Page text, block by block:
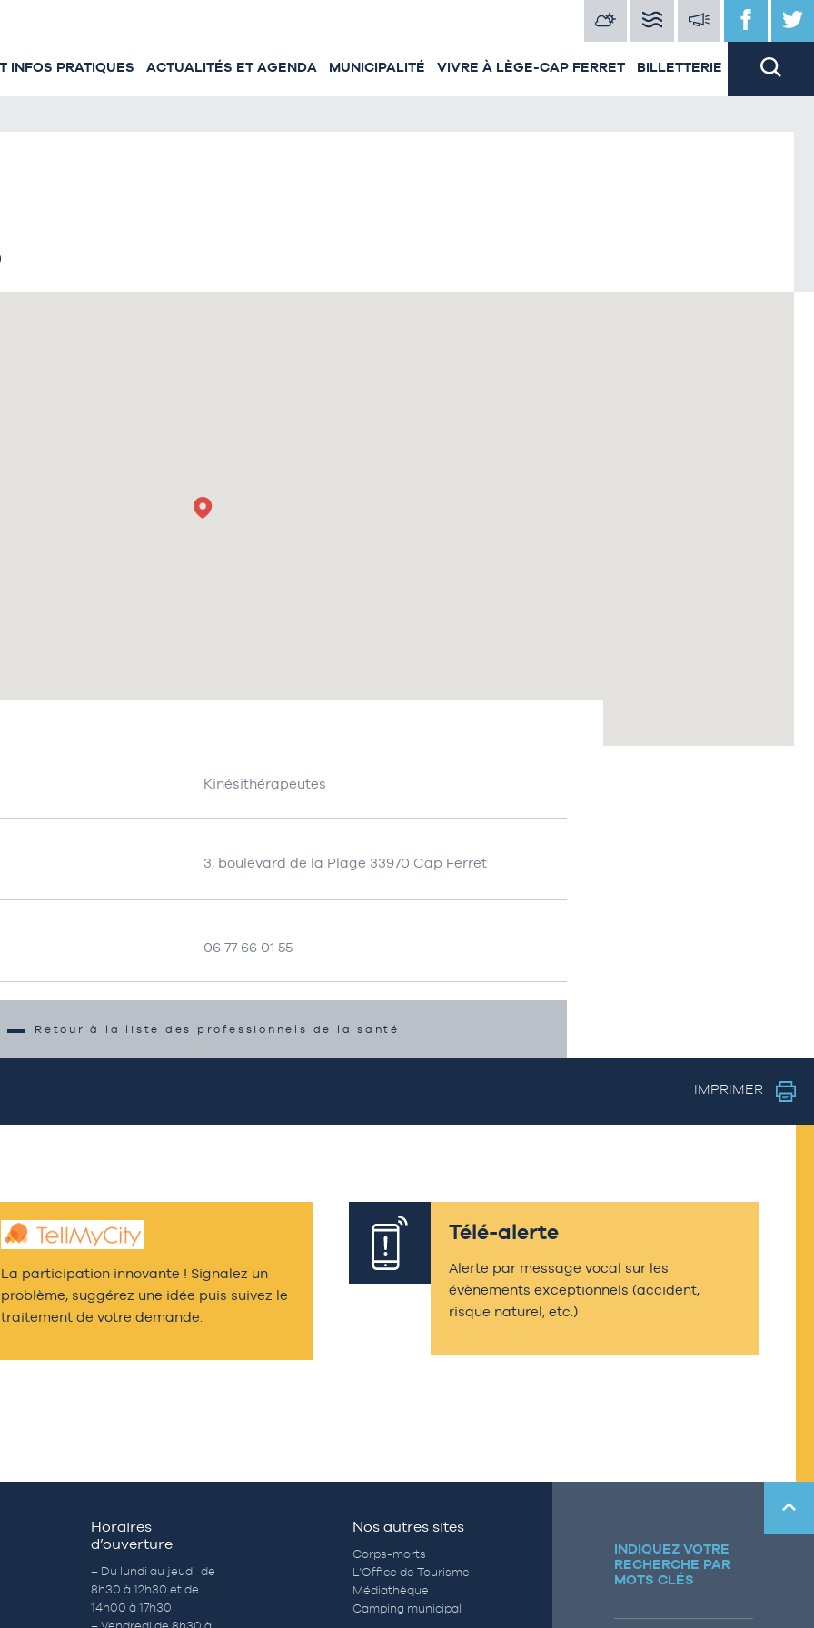
INFOS PRATIQUES ACTUALITÉS ET AGENDA MUNICIPALITÉ VIVRE À LÈGE-CAP FERRET BILLETTERIE
Kinésithérapeutes
3, boulevard de la Plage 33970 Cap Ferret
06 77 66 01 55
Retour à la liste des professionnels de la santé
IMPRIMER
La participation innovante ! Signalez un
problème, suggérez une idée puis suivez le
traitement de votre demande.
Télé-alerte
Alerte par message vocal sur les
évènements exceptionnels (accident,
risque naturel, etc.)
Horaires
d’ouverture
– Du lundi au jeudi de
8h30 à 12h30 et de
14h00 à 17h30
Nos autres sites
Corps-morts
L’Office de Tourisme
Médiathèque
Camping municipal
INDIQUEZ VOTRE
RECHERCHE PAR
MOTS CLÉS